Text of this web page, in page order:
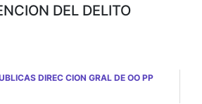
DEL DELITO
DIREC CION GRAL DE OO PP